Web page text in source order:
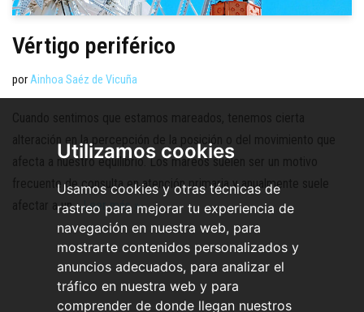
Utilizamos cookies
Usamos cookies y otras técnicas de
rastreo para mejorar tu experiencia de
navegación en nuestra web, para
mostrarte contenidos personalizados y
anuncios adecuados, para analizar el
tráfico en nuestra web y para
comprender de donde llegan nuestros
Vértigo periférico
porAinhoa Saéz de Vicuña
Cuando sentimos que estamos mareados, tenemos cierta
alteración en la percepción de la posición o del movimiento que
afecta a nuestro equilibrio. Los mareos suelen ser un motivo
frecuente de consulta en atención primaria y anualmente suele
afectar a un…Leer más »